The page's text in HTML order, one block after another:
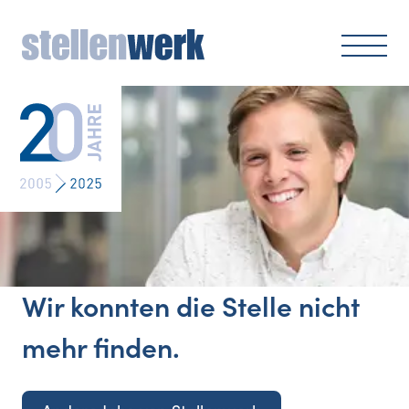
Wir konnten die Stelle nicht
mehr finden.